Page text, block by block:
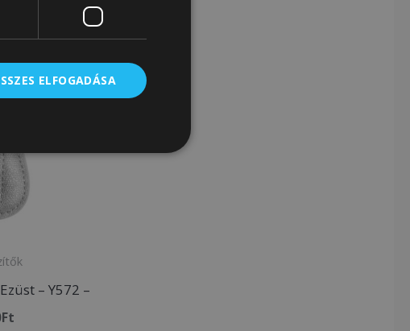
– Y572 –
Ft
ELFOGADÁSA